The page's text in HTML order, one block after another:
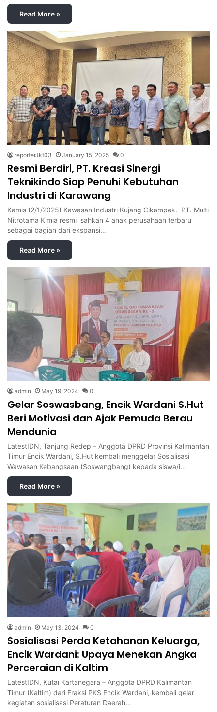
Read More »
reporterJkt03 January 15, 2025 0
Resmi Berdiri, PT. Kreasi Sinergi
Teknikindo Siap Penuhi Kebutuhan
Industri di Karawang
Kamis (2/1/2025) Kawasan Industri Kujang Cikampek. PT. Multi
Nitrotama Kimia resmi sahkan 4 anak perusahaan terbaru
sebagai bagian dari ekspansi…
Read More »
admin May 19, 2024 0
Gelar Soswasbang, Encik Wardani S.Hut
Beri Motivasi dan Ajak Pemuda Berau
Mendunia
LatestIDN, Tanjung Redep – Anggota DPRD Provinsi Kalimantan
Timur Encik Wardani, S.Hut kembali menggelar Sosialisasi
Wawasan Kebangsaan (Soswangbang) kepada siswa/i…
Read More »
admin May 13, 2024 0
Sosialisasi Perda Ketahanan Keluarga,
Encik Wardani: Upaya Menekan Angka
Perceraian di Kaltim
LatestIDN, Kutai Kartanegara – Anggota DPRD Kalimantan
Timur (Kaltim) dari Fraksi PKS Encik Wardani, kembali gelar
kegiatan sosialisasi Peraturan Daerah…